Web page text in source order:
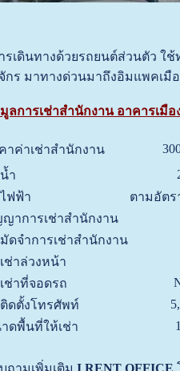
รเดินทางด้วยรถยนต์ส่วนตัว ใ
กร มาทางด่วนมาถึงอิมแพคเมื
ลการเช่าสำนักงาน อาคารเมือ
าค่าเช่าสำนักงาน
ำ
ฟฟ้า
ตามอัตร
าการเช่าสำนักงาน
ดจำการเช่าสำนักงาน
ช่าล่วงหน้า
ช่าที่จอดรถ
ดตั้งโทรศัพท์
ดพื้นที่ให้เช่า